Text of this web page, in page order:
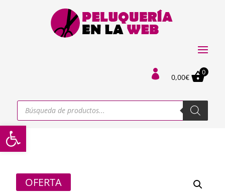
Abrir barra de herramientas
 0,00€
0
Búsqueda
productos
OFERTA